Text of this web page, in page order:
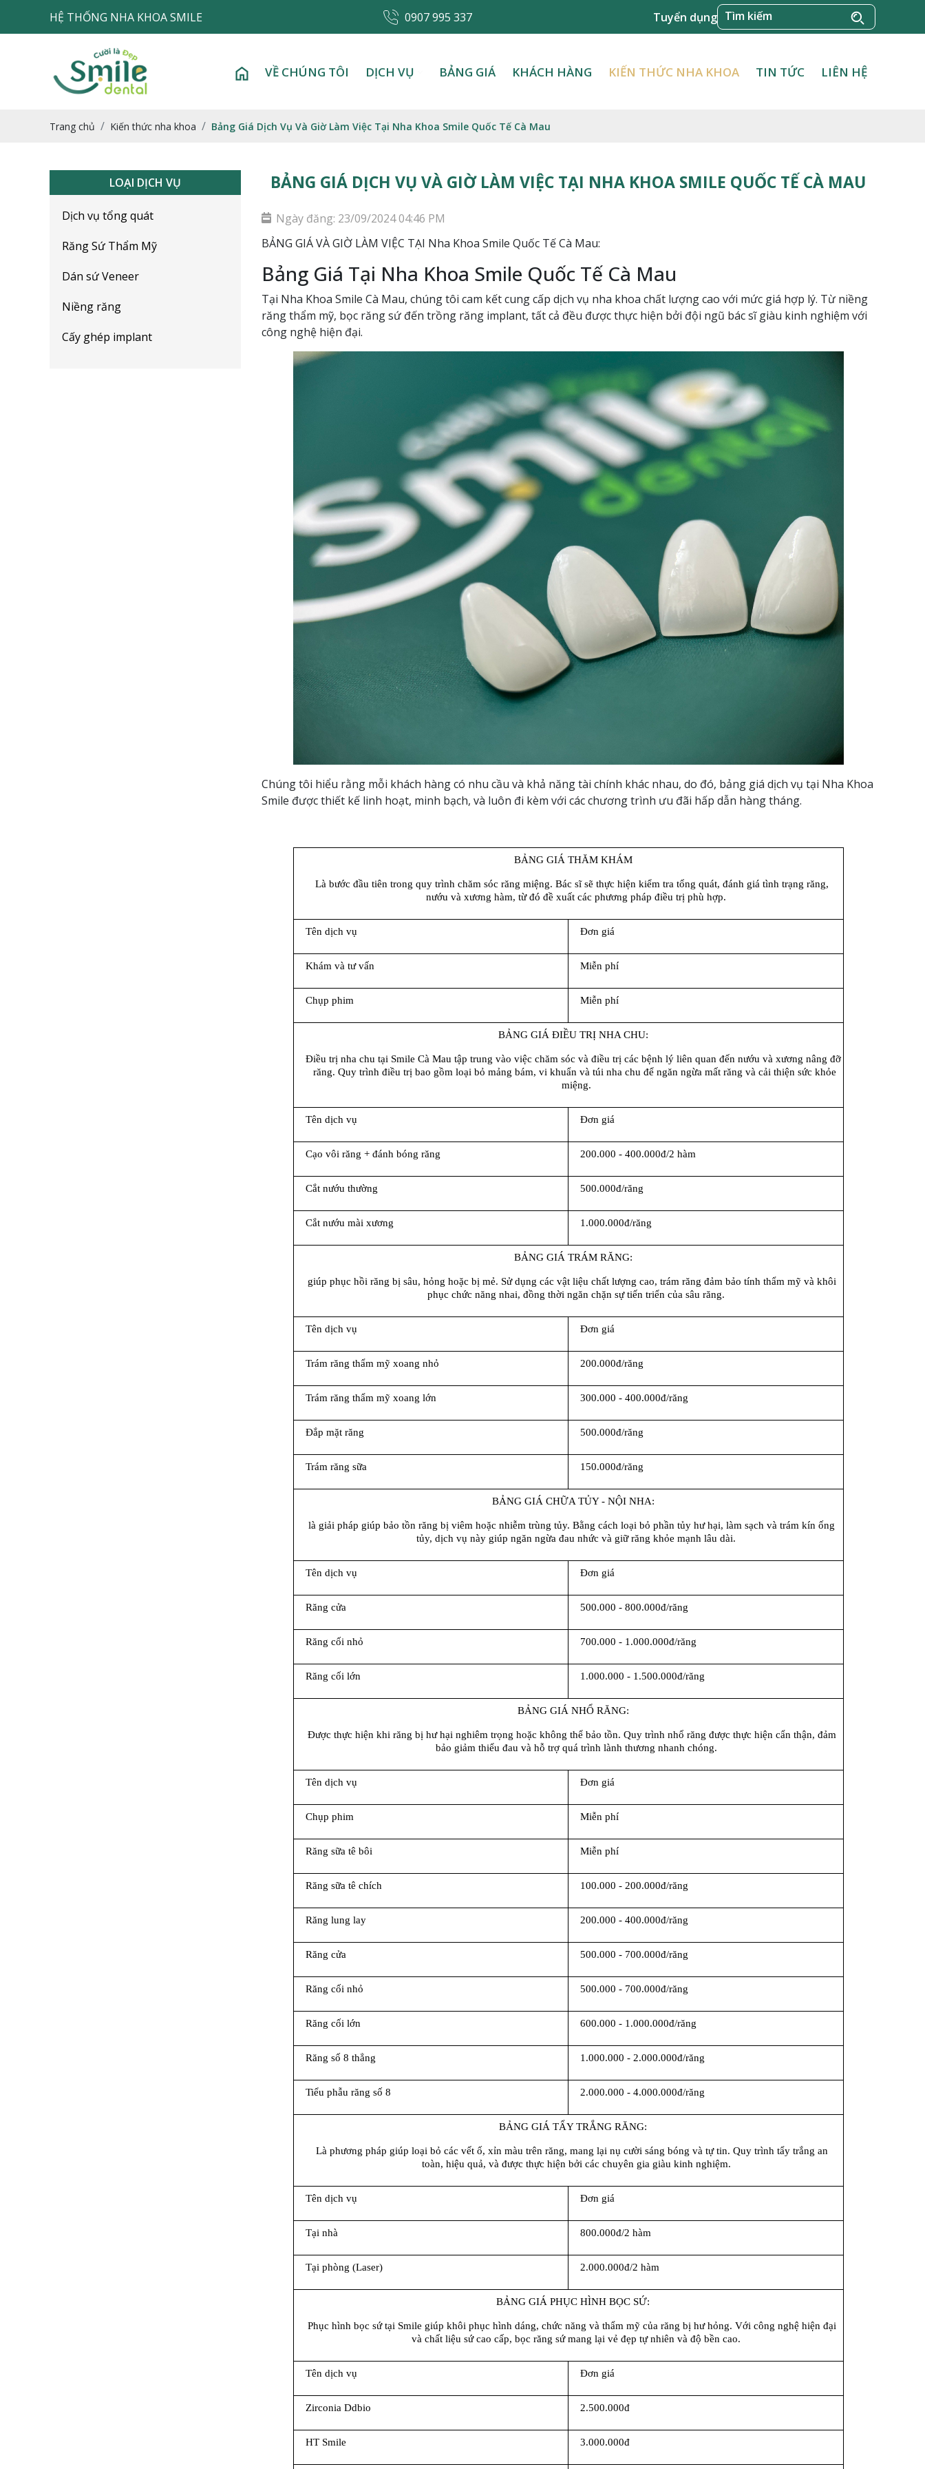
HỆ THỐNG NHA KHOA SMILE 0907 995 337 Tuyển dụng
VỀ CHÚNG TÔI DỊCH VỤ BẢNG GIÁ KHÁCH HÀNG KIẾN THỨC NHA KHOA TIN TỨC LIÊN HỆ
Trang chủ Kiến thức nha khoa Bảng Giá Dịch Vụ Và Giờ Làm Việc Tại Nha Khoa Smile Quốc Tế Cà Mau
LOẠI DỊCH VỤ
Dịch vụ tổng quát
Răng Sứ Thẩm Mỹ
Dán sứ Veneer
Niềng răng
Cấy ghép implant
BẢNG GIÁ DỊCH VỤ VÀ GIỜ LÀM VIỆC TẠI NHA KHOA SMILE QUỐC TẾ CÀ MAU
Ngày đăng: 23/09/2024 04:46 PM
BẢNG GIÁ VÀ GIỜ LÀM VIỆC TẠI Nha Khoa Smile Quốc Tế Cà Mau:
Bảng Giá Tại Nha Khoa Smile Quốc Tế Cà Mau
Tại Nha Khoa Smile Cà Mau, chúng tôi cam kết cung cấp dịch vụ nha khoa chất lượng cao với mức giá hợp lý. Từ niềng
răng thẩm mỹ, bọc răng sứ đến trồng răng implant, tất cả đều được thực hiện bởi đội ngũ bác sĩ giàu kinh nghiệm với
công nghệ hiện đại.
Chúng tôi hiểu rằng mỗi khách hàng có nhu cầu và khả năng tài chính khác nhau, do đó, bảng giá dịch vụ tại Nha Khoa
Smile được thiết kế linh hoạt, minh bạch, và luôn đi kèm với các chương trình ưu đãi hấp dẫn hàng tháng.
BẢNG GIÁ THĂM KHÁM
Là bước đầu tiên trong quy trình chăm sóc răng miệng. Bác sĩ sẽ thực hiện kiểm tra tổng quát, đánh giá tình trạng răng,
nướu và xương hàm, từ đó đề xuất các phương pháp điều trị phù hợp.
Tên dịch vụ Đơn giá
Khám và tư vấn Miễn phí
Chụp phim Miễn phí
BẢNG GIÁ ĐIỀU TRỊ NHA CHU:
Điều trị nha chu tại Smile Cà Mau tập trung vào việc chăm sóc và điều trị các bệnh lý liên quan đến nướu và xương nâng đỡ
răng. Quy trình điều trị bao gồm loại bỏ mảng bám, vi khuẩn và túi nha chu để ngăn ngừa mất răng và cải thiện sức khỏe
miệng.
Tên dịch vụ Đơn giá
Cạo vôi răng + đánh bóng răng 200.000 - 400.000đ/2 hàm
Cắt nướu thường 500.000đ/răng
Cắt nướu mài xương 1.000.000đ/răng
BẢNG GIÁ TRÁM RĂNG:
giúp phục hồi răng bị sâu, hỏng hoặc bị mẻ. Sử dụng các vật liệu chất lượng cao, trám răng đảm bảo tính thẩm mỹ và khôi
phục chức năng nhai, đồng thời ngăn chặn sự tiến triển của sâu răng.
Tên dịch vụ Đơn giá
Trám răng thẩm mỹ xoang nhỏ 200.000đ/răng
Trám răng thẩm mỹ xoang lớn 300.000 - 400.000đ/răng
Đắp mặt răng 500.000đ/răng
Trám răng sữa 150.000đ/răng
BẢNG GIÁ CHỮA TỦY - NỘI NHA:
là giải pháp giúp bảo tồn răng bị viêm hoặc nhiễm trùng tủy. Bằng cách loại bỏ phần tủy hư hại, làm sạch và trám kín ống
tủy, dịch vụ này giúp ngăn ngừa đau nhức và giữ răng khỏe mạnh lâu dài.
Tên dịch vụ Đơn giá
Răng cửa 500.000 - 800.000đ/răng
Răng cối nhỏ 700.000 - 1.000.000đ/răng
Răng cối lớn 1.000.000 - 1.500.000đ/răng
BẢNG GIÁ NHỔ RĂNG:
Được thực hiện khi răng bị hư hại nghiêm trọng hoặc không thể bảo tồn. Quy trình nhổ răng được thực hiện cẩn thận, đảm
bảo giảm thiểu đau và hỗ trợ quá trình lành thương nhanh chóng.
Tên dịch vụ Đơn giá
Chụp phim Miễn phí
Răng sữa tê bôi Miễn phí
Răng sữa tê chích 100.000 - 200.000đ/răng
Răng lung lay 200.000 - 400.000đ/răng
Răng cửa 500.000 - 700.000đ/răng
Răng cối nhỏ 500.000 - 700.000đ/răng
Răng cối lớn 600.000 - 1.000.000đ/răng
Răng số 8 thẳng 1.000.000 - 2.000.000đ/răng
Tiểu phẫu răng số 8 2.000.000 - 4.000.000đ/răng
BẢNG GIÁ TẨY TRẮNG RĂNG:
Là phương pháp giúp loại bỏ các vết ố, xỉn màu trên răng, mang lại nụ cười sáng bóng và tự tin. Quy trình tẩy trắng an
toàn, hiệu quả, và được thực hiện bởi các chuyên gia giàu kinh nghiệm.
Tên dịch vụ Đơn giá
Tại nhà 800.000đ/2 hàm
Tại phòng (Laser) 2.000.000đ/2 hàm
BẢNG GIÁ PHỤC HÌNH BỌC SỨ:
Phục hình bọc sứ tại Smile giúp khôi phục hình dáng, chức năng và thẩm mỹ của răng bị hư hỏng. Với công nghệ hiện đại
và chất liệu sứ cao cấp, bọc răng sứ mang lại vẻ đẹp tự nhiên và độ bền cao.
Tên dịch vụ Đơn giá
Zirconia Ddbio 2.500.000đ
HT Smile 3.000.000đ